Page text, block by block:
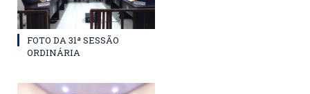
FOTO DA 31ª SESSÃO
ORDINÁRIA